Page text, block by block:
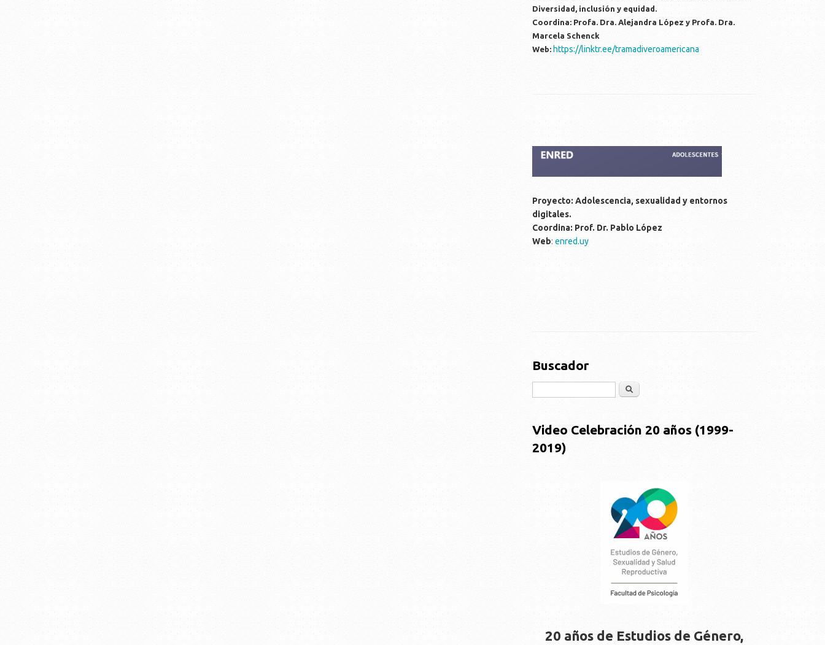
Diversidad, inclusión y equidad.
Coordina: Profa. Dra. Alejandra López y Profa. Dra.
Marcela Schenck
Web: https://linktr.ee/tramadiveroamericana
Proyecto: Adolescencia, sexualidad y entornos
digitales.
Coordina: Prof. Dr. Pablo López
Web: enred.uy
Buscador
Buscar
Video Celebración 20 años (1999-
2019)
20 años de Estudios de Género,